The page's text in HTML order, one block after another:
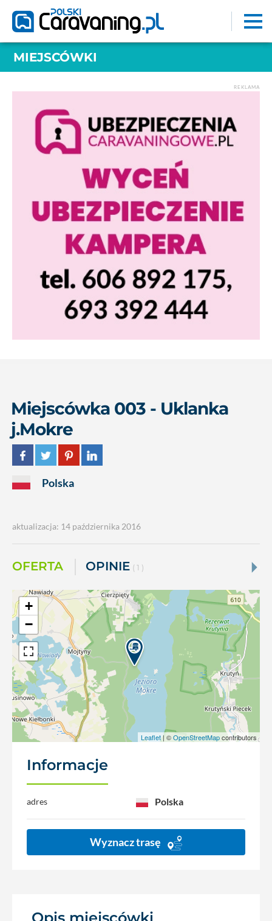
MIEJSCÓWKI
REKLAMA
Miejscówka 003 - Uklanka
j.Mokre
Polska
aktualizacja: 14 października 2016
OFERTA OPINIE ( 1 )
+
−
Leaflet| ©OpenStreetMapcontributors
Informacje
adres Polska
Wyznacz trasę